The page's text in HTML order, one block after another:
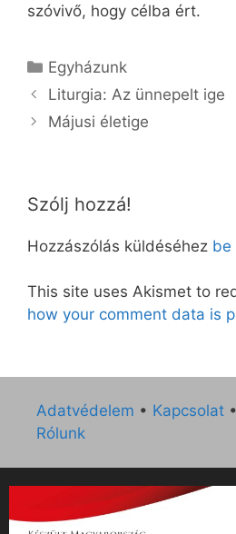
szóvivő, hogy célba ért.
Kategória
Egyházunk
Liturgia: Az ünnepelt ige
Májusi életige
Szólj hozzá!
Hozzászólás küldéséhez be
This site uses Akismet to
how your comment data is
Adatvédelem • Kapcsolat •
Rólunk